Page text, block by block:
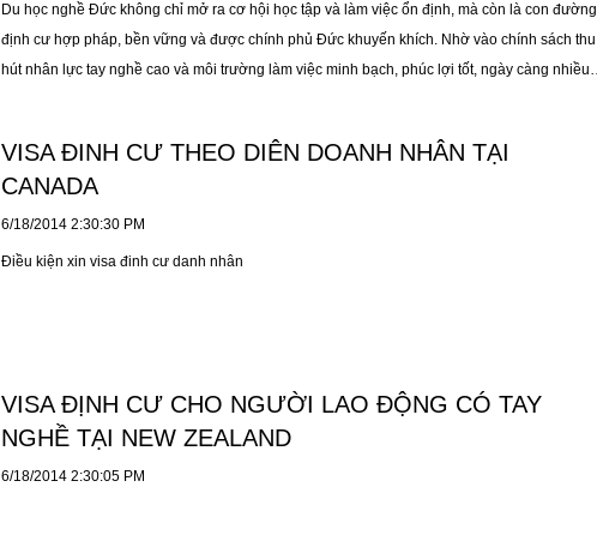
Du học nghề Đức không chỉ mở ra cơ hội học tập và làm việc ổn định, mà còn là con đường
định cư hợp pháp, bền vững và được chính phủ Đức khuyến khích. Nhờ vào chính sách thu
hút nhân lực tay nghề cao và môi trường làm việc minh bạch, phúc lợi tốt, ngày càng nhiều
tiết từ du học nghề → đi làm → định cư tại Đức, cùng những điều kiện cụ thể để đạt được
mục tiêu đó
VISA ĐINH CƯ THEO DIÊN DOANH NHÂN TẠI
CANADA
6/18/2014 2:30:30 PM
Điều kiện xin visa đinh cư danh nhân
VISA ĐỊNH CƯ CHO NGƯỜI LAO ĐỘNG CÓ TAY
NGHỀ TẠI NEW ZEALAND
6/18/2014 2:30:05 PM